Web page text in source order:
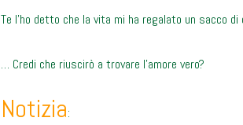
Te l’ho detto che la vita mi ha regalato un sacco di
… Credi che riuscirò a trovare l’amore vero?
Notizia: